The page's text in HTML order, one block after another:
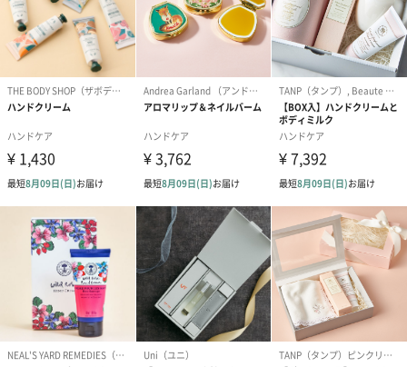
イテムにプロバンス有数の農園で採れる上質な植物原料を使用し
ています。
スイートアーモンドオイル
プロバンス地方のシュルツ家が30年以上の間、丁寧に作り続ける
アーモンドを使用しています。低温圧搾により抽出されるオイル
は栄養価が高く、さらにろ過して作られた高品質なオイルが使わ
オリーブオイル
フランスで、最も大きなオリーブ生産者、シャトーヴィラン。地
元でポピュラーな3種から抽出した厳選されたオイルを使用してい